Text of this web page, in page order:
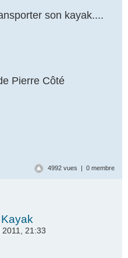
son kayak....
Pierre Côté
4992 vues | 0 membre
21:33